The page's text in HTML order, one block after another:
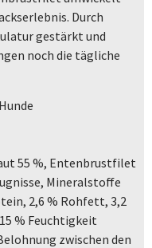
Durch
gestärkt und
noch die tägliche
55 %, Entenbrustfilet
Mineralstoffe
2,6 % Rohfett, 3,2
% Feuchtigkeit
zwischen den